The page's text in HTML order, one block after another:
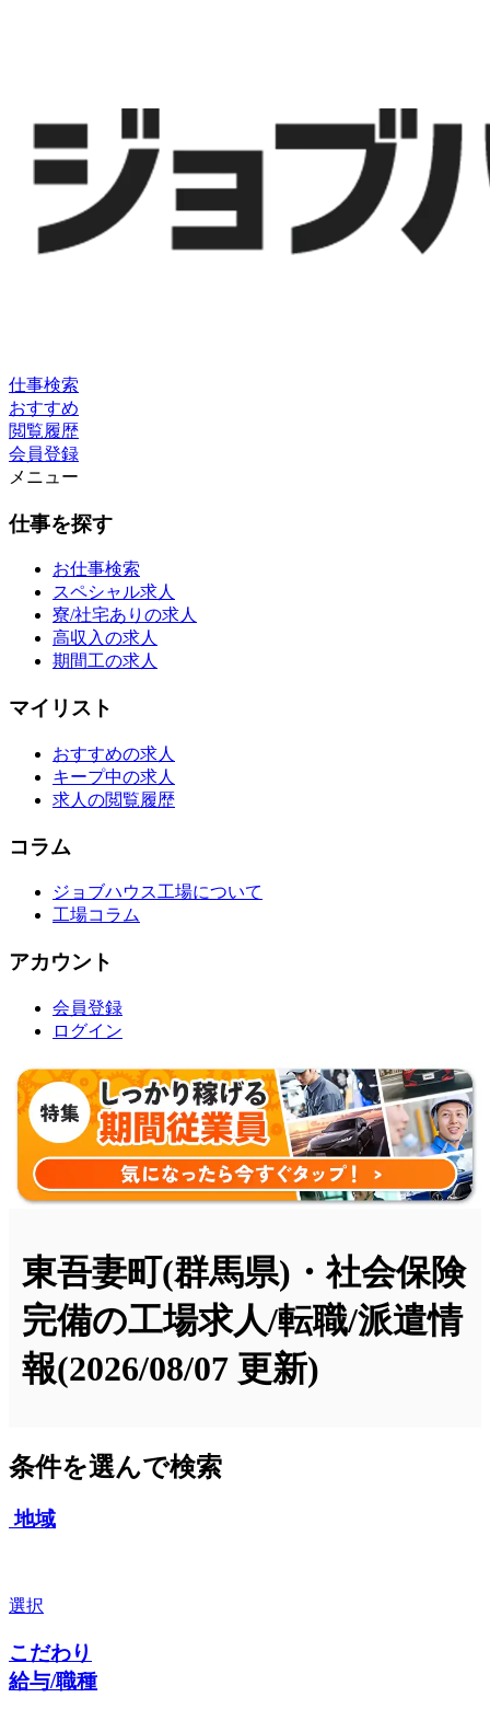
仕事検索
おすすめ
閲覧履歴
会員登録
メニュー
仕事を探す
お仕事検索
スペシャル求人
寮/社宅ありの求人
高収入の求人
期間工の求人
マイリスト
おすすめの求人
キープ中の求人
求人の閲覧履歴
コラム
ジョブハウス工場について
工場コラム
アカウント
会員登録
ログイン
東吾妻町(群馬県)・社会保険
完備の工場求人/転職/派遣情
報(2026/08/07 更新)
条件を選んで検索
地域
選択
こだわり
給与/職種